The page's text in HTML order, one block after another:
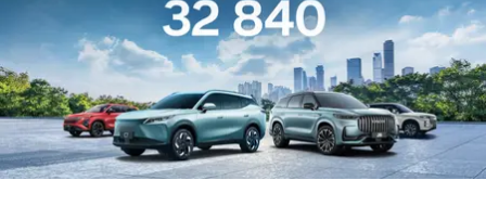
Страхование
Кредитный калькулятор
Аксессуары
Одежда и сувениры
Оригинальные аксессуары
Клиентская поддержка
O&J Автоклуб
Клуб владельцев OMODA
Приложение O&J
Аксессуары
Обратная связь